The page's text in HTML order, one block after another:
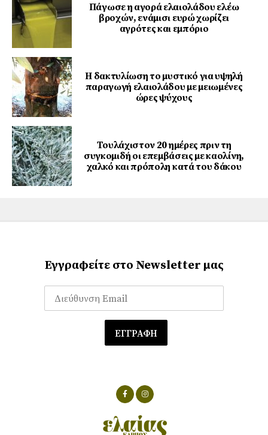
Πάγωσε η αγορά ελαιολάδου ελέω
βροχών, ενάμισι ευρώ χωρίζει
αγρότες και εμπόριο
Η δακτυλίωση το μυστικό για υψηλή
παραγωγή ελαιολάδου με μειωμένες
ώρες ψύχους
Τουλάχιστον 20 ημέρες πριν τη
συγκομιδή οι επεμβάσεις με καολίνη,
χαλκό και πρόπολη κατά του δάκου
Εγγραφείτε στο Newsletter μας